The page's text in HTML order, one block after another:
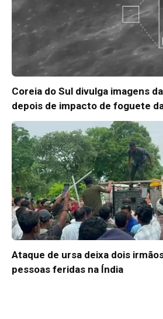
Coreia do Sul divulga imagens
depois de impacto de foguete
Ataque de ursa deixa dois
pessoas feridas na Índia